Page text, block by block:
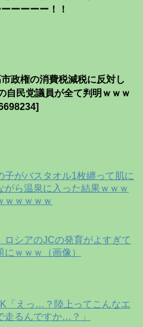
ーーーー！！
市政権の消費税減税に反対し
自民党議員が全て判明ｗｗｗ
子がバスタオル1枚纏って肌に
がら温泉に入った結果ｗｗｗ
ｗｗｗｗｗ
ロシアのJCの発育がよすぎて
にｗｗｗ（画像）
「えっ…？陸上ってこんなエ
走るんですか…？」